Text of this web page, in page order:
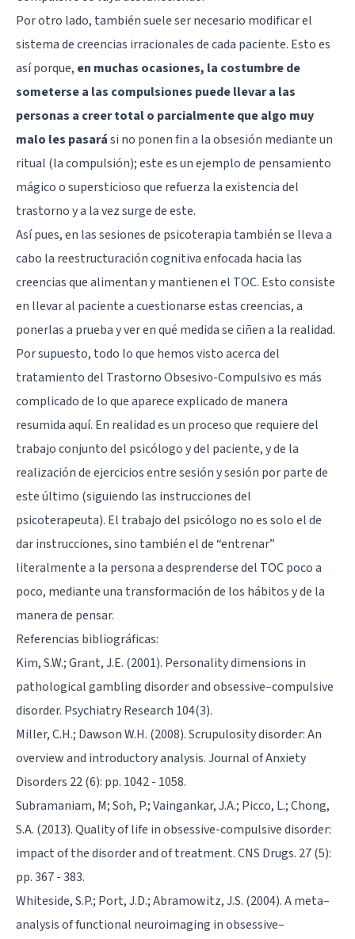
Por otro lado, también suele ser necesario modificar el
sistema de creencias irracionales de cada paciente. Esto es
así porque, en muchas ocasiones, la costumbre de
someterse a las compulsiones puede llevar a las
personas a creer total o parcialmente que algo muy
malo les pasarási no ponen fin a la obsesión mediante un
ritual (la compulsión); este es un ejemplo de pensamiento
mágico o supersticioso que refuerza la existencia del
trastorno y a la vez surge de este.
Así pues, en las sesiones de psicoterapia también se lleva a
cabo la reestructuración cognitiva enfocada hacia las
creencias que alimentan y mantienen el TOC. Esto consiste
en llevar al paciente a cuestionarse estas creencias, a
ponerlas a prueba y ver en qué medida se ciñen a la realidad.
Por supuesto, todo lo que hemos visto acerca del
tratamiento del Trastorno Obsesivo-Compulsivo es más
complicado de lo que aparece explicado de manera
resumida aquí. En realidad es un proceso que requiere del
trabajo conjunto del psicólogo y del paciente, y de la
realización de ejercicios entre sesión y sesión por parte de
este último (siguiendo las instrucciones del
psicoterapeuta). El trabajo del psicólogo no es solo el de
dar instrucciones, sino también el de “entrenar”
literalmente a la persona a desprenderse del TOC poco a
poco, mediante una transformación de los hábitos y de la
manera de pensar.
Referencias bibliográficas:
Kim, S.W.; Grant, J.E. (2001). Personality dimensions in
pathological gambling disorder and obsessive–compulsive
disorder. Psychiatry Research 104(3).
Miller, C.H.; Dawson W.H. (2008). Scrupulosity disorder: An
overview and introductory analysis. Journal of Anxiety
Disorders 22 (6): pp. 1042 - 1058.
Subramaniam, M; Soh, P.; Vaingankar, J.A.; Picco, L.; Chong,
S.A. (2013). Quality of life in obsessive-compulsive disorder:
impact of the disorder and of treatment. CNS Drugs. 27 (5):
pp. 367 - 383.
Whiteside, S.P.; Port, J.D.; Abramowitz, J.S. (2004). A meta–
analysis of functional neuroimaging in obsessive–